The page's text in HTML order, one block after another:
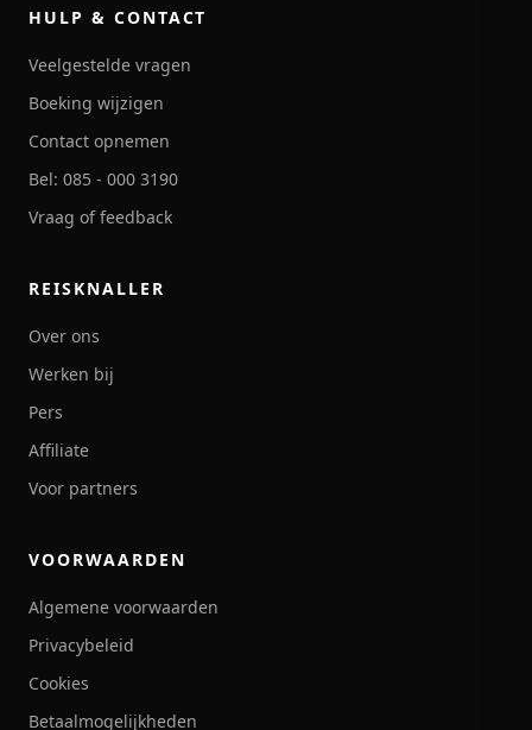
HULP & CONTACT
Veelgestelde vragen
Boeking wijzigen
Contact opnemen
Bel: 085 - 000 3190
Vraag of feedback
REISKNALLER
Over ons
Werken bij
Pers
Affiliate
Voor partners
VOORWAARDEN
Algemene voorwaarden
Privacybeleid
Cookies
Betaalmogelijkheden